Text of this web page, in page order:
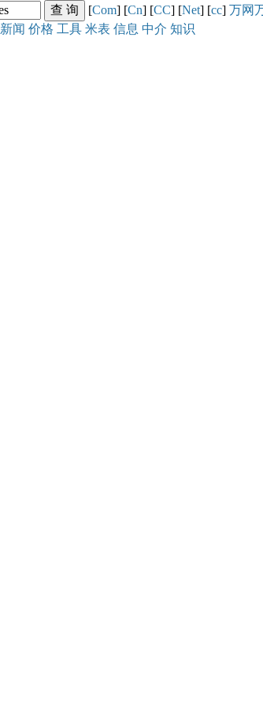
[Com] [Cn] [CC] [Net] [cc] 万网
新闻 价格 工具 米表 信息 中介 知识